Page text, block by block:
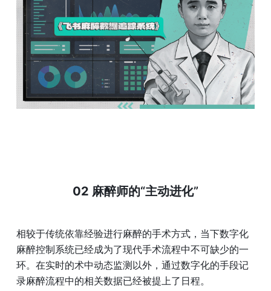
02 麻醉师的“主动进化”
相较于传统依靠经验进行麻醉的手术方式，当下数字化
麻醉控制系统已经成为了现代手术流程中不可缺少的一
环。在实时的术中动态监测以外，通过数字化的手段记
录麻醉流程中的相关数据已经被提上了日程。